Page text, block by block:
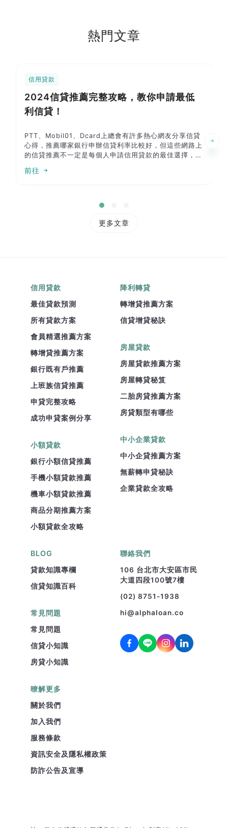
熱門文章
信用貸款
2024信貸推薦完整攻略，教你申請最低
利信貸！
PTT、Mobil01、Dcard上總會有許多熱心網友分享信貸
心得，推薦哪家銀行申辦信貸利率比較好，但這些網路上
的信貸推薦不一定是每個人申請信用貸款的最佳選擇，本
信貸推薦方案不一定適合你？最後會說明信貸推薦不會告
前往
更多文章
信用貸款
最佳貸款預測
所有貸款方案
會員精選推薦方案
轉增貸推薦方案
銀行既有戶推薦
上班族信貸推薦
申貸完整攻略
成功申貸案例分享
小額貸款
銀行小額信貸推薦
手機小額貸款推薦
機車小額貸款推薦
商品分期推薦方案
小額貸款全攻略
降利轉貸
轉增貸推薦方案
信貸增貸秘訣
房屋貸款
房屋貸款推薦方案
房屋轉貸秘笈
二胎房貸推薦方案
房貸類型有哪些
中小企業貸款
中小企貸推薦方案
無薪轉申貸秘訣
企業貸款全攻略
BLOG
貸款知識專欄
信貸知識百科
常見問題
常見問題
信貸小知識
房貸小知識
暸解更多
關於我們
加入我們
服務條款
資訊安全及隱私權政策
防詐公告及宣導
聯絡我們
106 台北市大安區市民
大道四段100號7樓
(02) 8751-1938
hi@alphaloan.co